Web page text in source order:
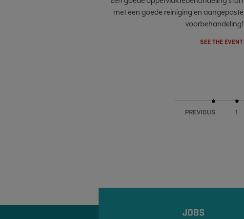
met een goede reiniging en aangepaste
voorbehandeling!
SEE THE EVENT
PREVIOUS 1
JOBS